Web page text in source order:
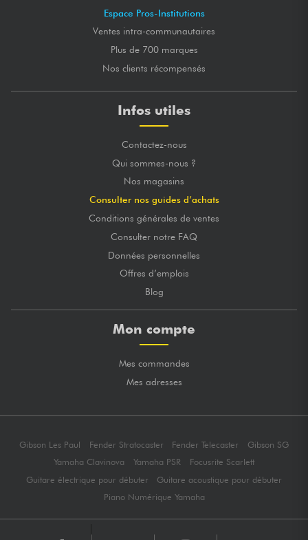
Espace Pros-Institutions
Ventes intra-communautaires
Plus de 700 marques
Nos clients récompensés
Infos utiles
Contactez-nous
Qui sommes-nous ?
Nos magasins
Consulter nos guides d’achats
Conditions générales de ventes
Consulter notre FAQ
Données personnelles
Offres d’emplois
Blog
Mon compte
Mes commandes
Mes adresses
Gibson Les Paul Fender Stratocaster Fender Telecaster
Gibson SG
Yamaha Clavinova
Yamaha PSR
Focusrite Scarlett
Guitare électrique pour débuter
Guitare acoustique pour débuter
Piano Numérique Yamaha